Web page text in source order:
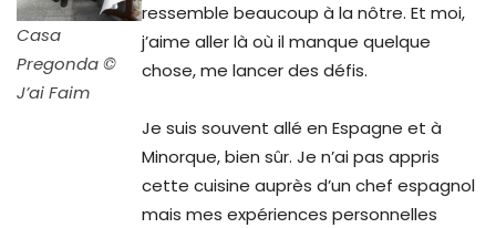
Casa
Pregonda ©
J’ai Faim
ressemble beaucoup à la nôtre. Et moi,
j’aime aller là où il manque quelque
chose, me lancer des défis.
Je suis souvent allé en Espagne et à
Minorque, bien sûr. Je n’ai pas appris
cette cuisine auprès d’un chef espagnol
mais mes expériences personnelles